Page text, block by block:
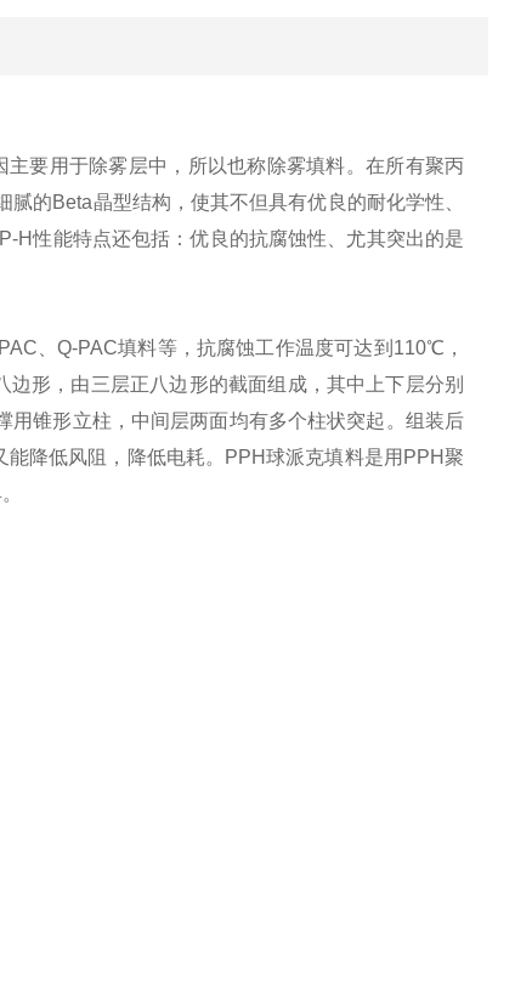
主要用于除雾层中，所以也称除雾填料。在所有聚丙
的Beta晶型结构，使其不但具有优良的耐化学性、
H性能特点还包括：优良的抗腐蚀性、尤其突出的是
、Q-PAC填料等，抗腐蚀工作温度可达到110℃，
形，由三层正八边形的截面组成，其中上下层分别
锥形立柱，中间层两面均有多个柱状突起。组装后
降低风阻，降低电耗。PPH球派克填料是用PPH聚